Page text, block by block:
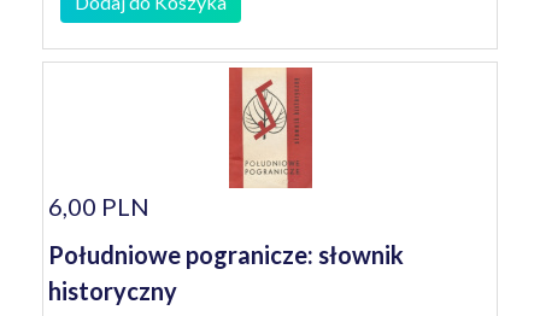
6,00 PLN
Południowe pogranicze: słownik
historyczny